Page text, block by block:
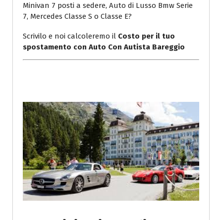
Minivan 7 posti a sedere, Auto di Lusso Bmw Serie
7, Mercedes Classe S o Classe E?
Scrivilo e noi calcoleremo il Costo per il tuo
spostamento con Auto Con Autista Bareggio